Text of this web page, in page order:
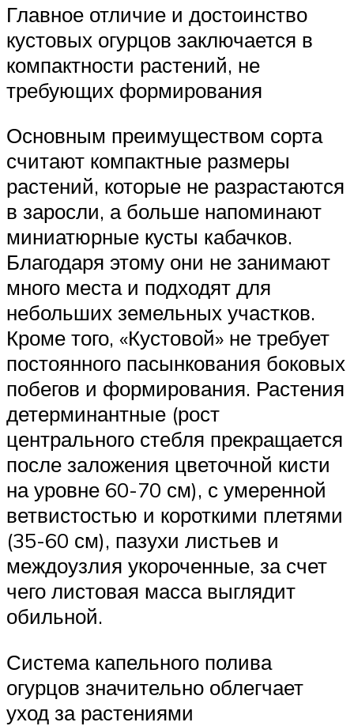
Главное отличие и достоинство
кустовых огурцов заключается в
компактности растений, не
требующих формирования
Основным преимуществом сорта
считают компактные размеры
растений, которые не разрастаются
в заросли, а больше напоминают
миниатюрные кусты кабачков.
Благодаря этому они не занимают
много места и подходят для
небольших земельных участков.
Кроме того, «Кустовой» не требует
постоянного пасынкования боковых
побегов и формирования. Растения
детерминантные (рост
центрального стебля прекращается
после заложения цветочной кисти
на уровне 60-70 см), с умеренной
ветвистостью и короткими плетями
(35-60 см), пазухи листьев и
междоузлия укороченные, за счет
чего листовая масса выглядит
обильной.
Система капельного полива
огурцов значительно облегчает
уход за растениями